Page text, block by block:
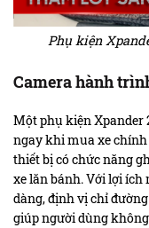
Phụ kiện
Camera hành
Một phụ kiện Xpander
ngay khi mua xe
thiết bị có chức năng
xe lăn bánh. Với lợi
dàng, định vị chỉ đường
giúp người dùng